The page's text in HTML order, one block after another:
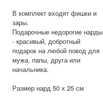
В комплект входят фишки и
зары.
Подарочные недорогие нарды
- красивый, добротный
подарок на любой повод для
мужа, папы, друга или
начальника.
Размер нард 50 х 25 см